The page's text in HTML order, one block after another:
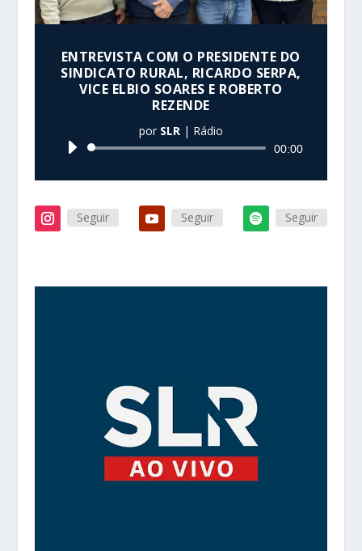
ENTREVISTA COM O PRESIDENTE DO
SINDICATO RURAL, RICARDO SERPA,
VICE ELBIO SOARES E ROBERTO
REZENDE
por SLR| Rádio
Tocador
áudio
00:00
Seguir Seguir Seguir